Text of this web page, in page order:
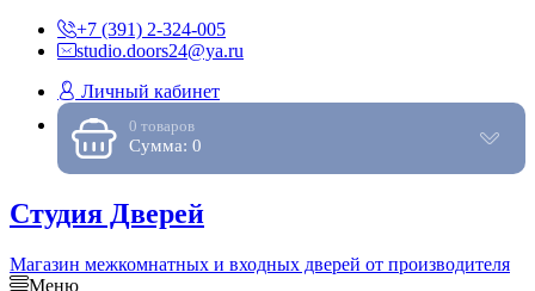
+7 (391) 2-324-005
studio.doors24@ya.ru
Личный кабинет
0 товаров
Сумма: 0
Студия Дверей
Магазин межкомнатных и входных дверей от производителя
Меню